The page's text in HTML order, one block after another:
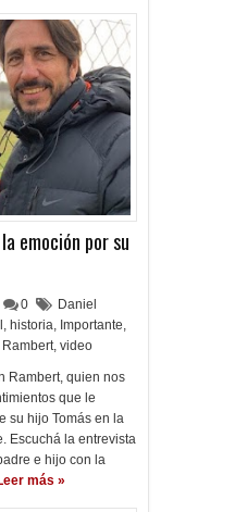
emoción por su
0
Daniel
, historia, Importante,
Rambert, video
Rambert, quien nos
que le
su hijo Tomás en la
Escuchá la entrevista
e hijo con la
más »